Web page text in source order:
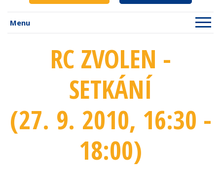
Menu
RC ZVOLEN -
SETKÁNÍ
(27. 9. 2010, 16:30 -
18:00)